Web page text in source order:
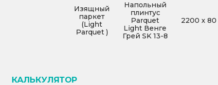
Изящный
паркет
(Light
Parquet )
Напольный
плинтус
Parquet
Light Венге
Грей SK 13-8
2200 x 80
КАЛЬКУЛЯТОР